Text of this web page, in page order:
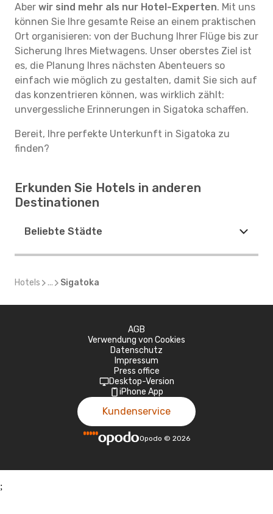
Aber wir sind mehr als nur Hotel-Experten. Mit uns
können Sie Ihre gesamte Reise an einem praktischen
Ort organisieren: von der Buchung Ihrer Flüge bis zur
Sicherung Ihres Mietwagens. Unser oberstes Ziel ist
es, die Planung Ihres nächsten Abenteuers so
einfach wie möglich zu gestalten, damit Sie sich auf
das konzentrieren können, was wirklich zählt:
unvergessliche Erinnerungen in Sigatoka schaffen.
Bereit, Ihre perfekte Unterkunft in Sigatoka zu
finden?
Erkunden Sie Hotels in anderen
Destinationen
Beliebte Städte
Hotels ... Sigatoka
AGB
Verwendung von Cookies
Datenschutz
Impressum
Press office
Desktop-Version
iPhone App
Kundenservice
Opodo © 2026
;